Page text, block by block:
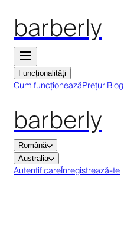
barberly
Funcționalități
Cum funcționeazăPrețuriBlog
barberly
Română
Australia
AutentificareÎnregistrează-te